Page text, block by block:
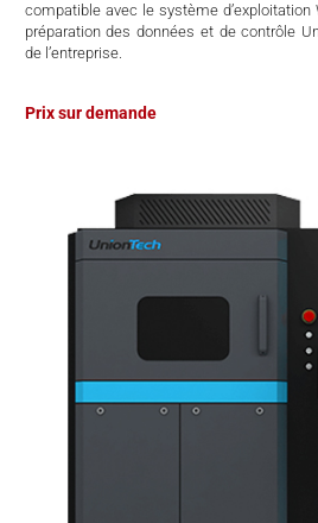
compatible avec le système
préparation des données et de contrôle
de l’entreprise.
Prix sur demande